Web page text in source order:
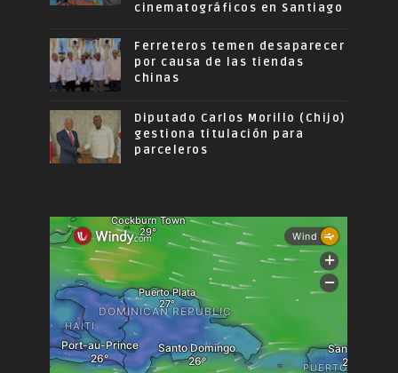
cinematográficos en Santiago
Ferreteros temen desaparecer
por causa de las tiendas
chinas
Diputado Carlos Morillo (Chijo)
gestiona titulación para
parceleros